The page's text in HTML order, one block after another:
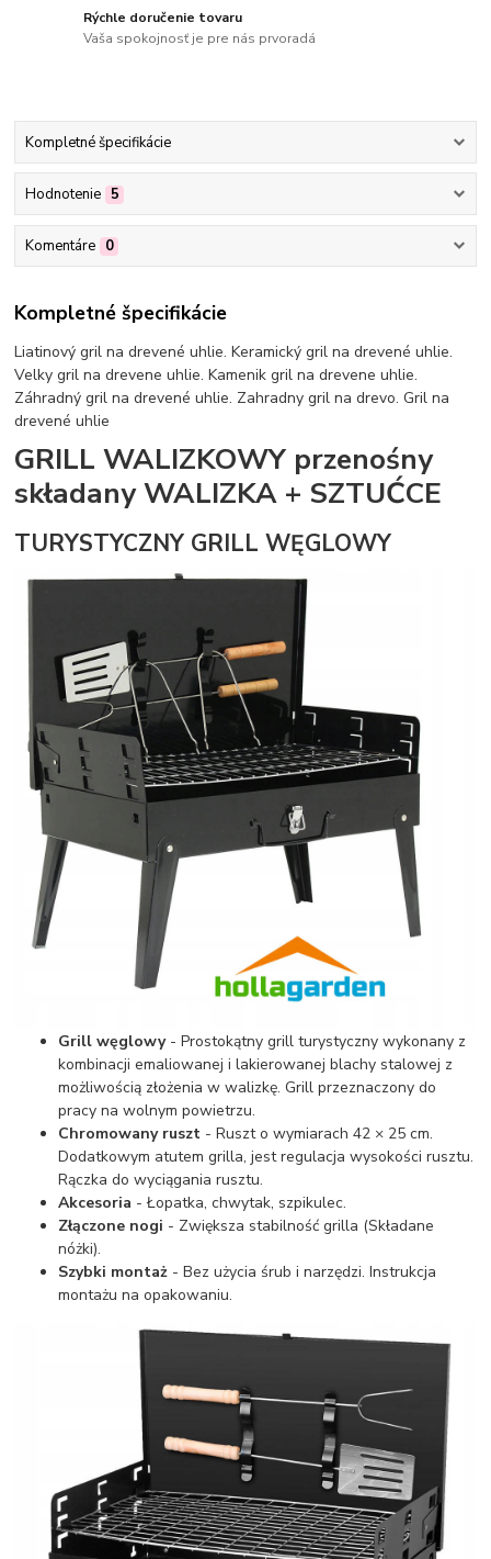
Rýchle doručenie tovaru
Vaša spokojnosť je pre nás prvoradá
Kompletné špecifikácie
Hodnotenie 5
Komentáre 0
Kompletné špecifikácie
Liatinový gril na drevené uhlie. Keramický gril na drevené uhlie.
Velky gril na drevene uhlie. Kamenik gril na drevene uhlie.
Záhradný gril na drevené uhlie. Zahradny gril na drevo. Gril na
drevené uhlie
GRILL WALIZKOWY przenośny
składany WALIZKA + SZTUĆCE
TURYSTYCZNY GRILL WĘGLOWY
Grill węglowy- Prostokątny grill turystyczny wykonany z
kombinacji emaliowanej i lakierowanej blachy stalowej z
możliwością złożenia w walizkę. Grill przeznaczony do
pracy na wolnym powietrzu.
Chromowany ruszt - Ruszt o wymiarach 42 × 25 cm.
Dodatkowym atutem grilla, jest regulacja wysokości rusztu.
Rączka do wyciągania rusztu.
Akcesoria - Łopatka, chwytak, szpikulec.
Złączone nogi - Zwiększa stabilność grilla (Składane
nóżki).
Szybki montaż - Bez użycia śrub i narzędzi. Instrukcja
montażu na opakowaniu.